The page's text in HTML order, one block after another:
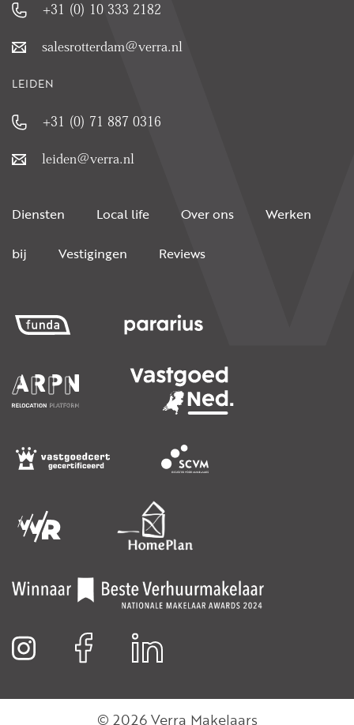
+31 (0) 10 333 2182
salesrotterdam@verra.nl
LEIDEN
+31 (0) 71 887 0316
leiden@verra.nl
Diensten Local life Over ons Werken
bij Vestigingen Reviews
© 2026 Verra Makelaars